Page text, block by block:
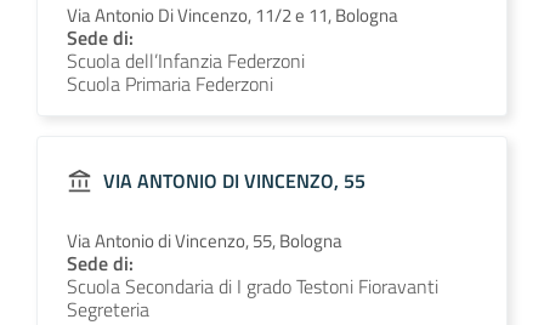
Via Antonio Di Vincenzo, 11/2 e 11, Bologna
Sede di:
Scuola dell’Infanzia Federzoni
Scuola Primaria Federzoni
VIA ANTONIO DI VINCENZO, 55
Via Antonio di Vincenzo, 55, Bologna
Sede di:
Scuola Secondaria di I grado Testoni Fioravanti
Segreteria